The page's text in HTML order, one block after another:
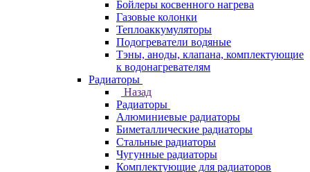
Бойлеры косвенного нагрева
Газовые колонки
Теплоаккумуляторы
Подогреватели водяные
Тэны, аноды, клапана, комплектующие
к водонагревателям
Радиаторы
Назад
Радиаторы
Алюминиевые радиаторы
Биметаллические радиаторы
Стальные радиаторы
Чугунные радиаторы
Комплектующие для радиаторов